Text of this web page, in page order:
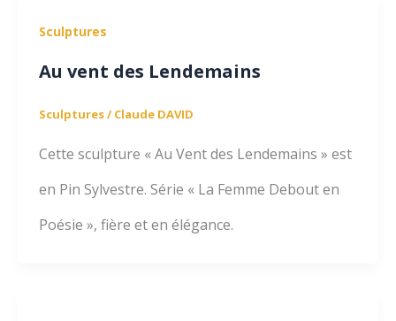
Sculptures
Au vent des Lendemains
Sculptures/Claude DAVID
Cette sculpture « Au Vent des Lendemains » est
en Pin Sylvestre. Série « La Femme Debout en
Poésie », fière et en élégance.